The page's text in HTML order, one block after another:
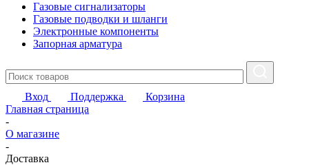
Газовые сигнализаторы
Газовые подводки и шланги
Электронные компоненты
Запорная арматура
Вход Поддержка
Корзина
Главная страница
-
О магазине
-
Доставка